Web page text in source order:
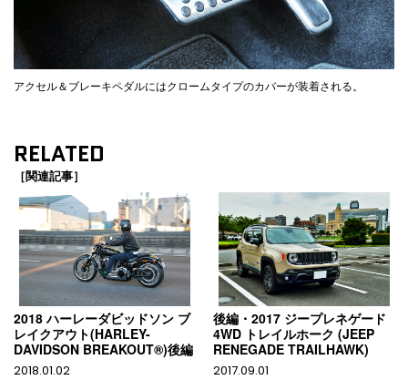
アクセル＆ブレーキペダルにはクロームタイプのカバーが装着される。
RELATED
［関連記事］
2018 ハーレーダビッドソン ブ
レイクアウト(HARLEY-
DAVIDSON BREAKOUT®)後編
2018.01.02
後編・2017 ジープレネゲード
4WD トレイルホーク (JEEP
RENEGADE TRAILHAWK)
2017.09.01